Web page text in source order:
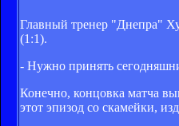
Главный тренер "Днепра"
(1:1).
- Нужно принять
Конечно, концовка матча
этот эпизод со скамейки,